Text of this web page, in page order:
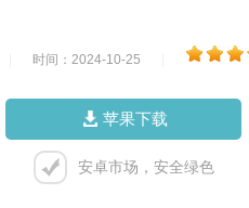
时间：2024-10-25
苹果下载
安卓市场，安全绿色